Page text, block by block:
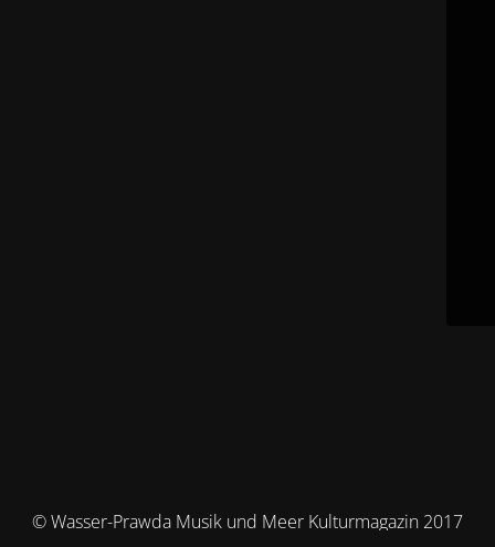
© Wasser-Prawda Musik und Meer Kulturmagazin 2017